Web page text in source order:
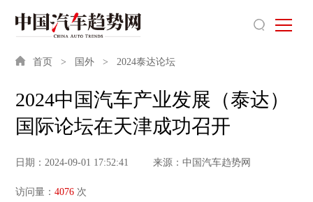
首页 国外 2024泰达论坛
2024中国汽车产业发展（泰达）
国际论坛在天津成功召开
日期：2024-09-01 17:52:41 来源：中国汽车趋势网
访问量：4076 次